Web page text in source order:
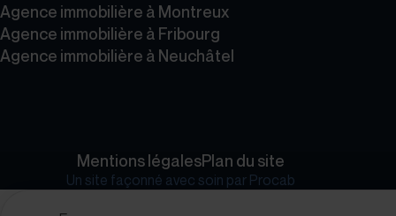
Agence immobilière à Montreux
Agence immobilière à Fribourg
Agence immobilière à Neuchâtel
Mentions légalesPlan du site
Un site façonné avec soin par Procab